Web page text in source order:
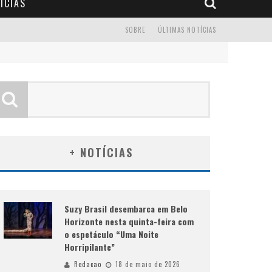
ÚLTIMAS NOTÍCIAS
SOBRE
+ NOTÍCIAS
Suzy Brasil desembarca em Belo
Horizonte nesta quinta-feira com
o espetáculo “Uma Noite
Horripilante”
Redacao 18 de maio de 2026